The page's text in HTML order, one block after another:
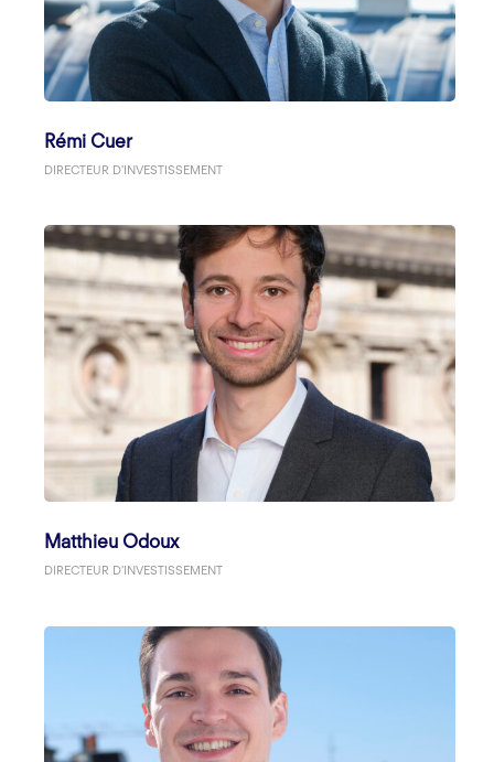
Rémi Cuer
DIRECTEUR D'INVESTISSEMENT
Matthieu Odoux
DIRECTEUR D’INVESTISSEMENT